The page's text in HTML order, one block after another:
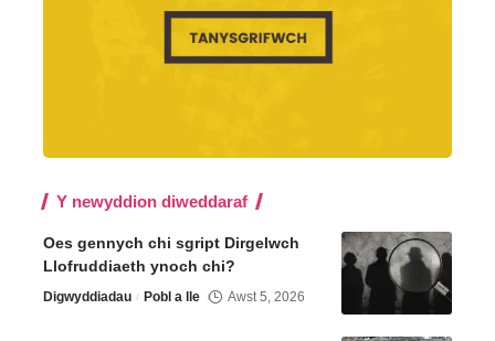
Y newyddion diweddaraf
Oes gennych chi sgript Dirgelwch
Llofruddiaeth ynoch chi?
Digwyddiadau Pobl a lle Awst 5, 2026